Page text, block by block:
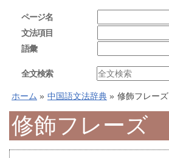
ページ名
文法項目
語彙
全文検索
ホーム » 中国語文法辞典 » 修飾フレーズ
修飾フレーズ